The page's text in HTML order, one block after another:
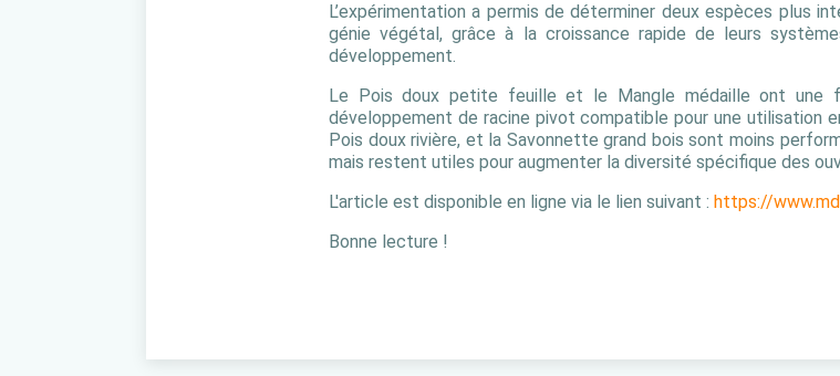
L’expérimentation a permis de déterminer deux espèces plus
génie végétal, grâce à la croissance rapide de leurs
développement.
Le Pois doux petite feuille et le Mangle médaille ont une
développement de racine pivot compatible pour une utilisation
Pois doux rivière, et la Savonnette grand bois sont moins
mais restent utiles pour augmenter la diversité spécifique des
L'article est disponible en ligne via le lien suivant : https://
Bonne lecture !